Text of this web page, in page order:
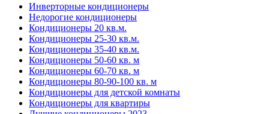
Инверторные кондиционеры
Недорогие кондиционеры
Кондиционеры 20 кв.м.
Кондиционеры 25-30 кв.м.
Кондиционеры 35-40 кв.м.
Кондиционеры 50-60 кв. м
Кондиционеры 60-70 кв. м
Кондиционеры 80-90-100 кв. м
Кондиционеры для детской комнаты
Кондиционеры для квартиры